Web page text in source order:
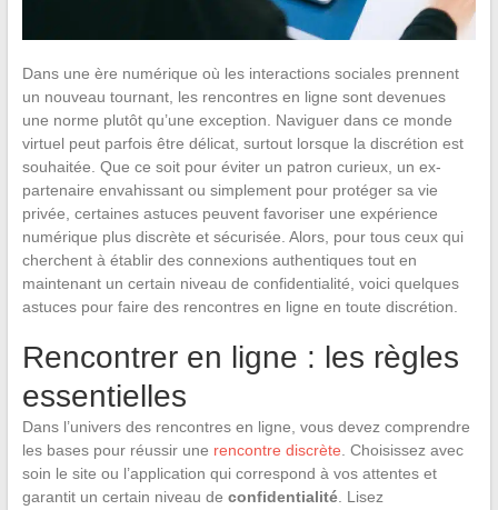
Dans une ère numérique où les interactions sociales prennent
un nouveau tournant, les rencontres en ligne sont devenues
une norme plutôt qu’une exception. Naviguer dans ce monde
virtuel peut parfois être délicat, surtout lorsque la discrétion est
souhaitée. Que ce soit pour éviter un patron curieux, un ex-
partenaire envahissant ou simplement pour protéger sa vie
privée, certaines astuces peuvent favoriser une expérience
numérique plus discrète et sécurisée. Alors, pour tous ceux qui
cherchent à établir des connexions authentiques tout en
maintenant un certain niveau de confidentialité, voici quelques
astuces pour faire des rencontres en ligne en toute discrétion.
Rencontrer en ligne : les règles
essentielles
Dans l’univers des rencontres en ligne, vous devez comprendre
les bases pour réussir une rencontre discrète. Choisissez avec
soin le site ou l’application qui correspond à vos attentes et
garantit un certain niveau de confidentialité. Lisez